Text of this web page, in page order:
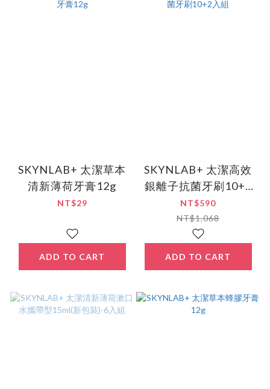
SKYNLAB+ 太潔草本
清新薄荷牙膏12g
NT$29
ADD TO CART
SKYNLAB+ 太潔高效
銀離子抗菌牙刷10+2
入組
NT$590
NT$1,068
ADD TO CART